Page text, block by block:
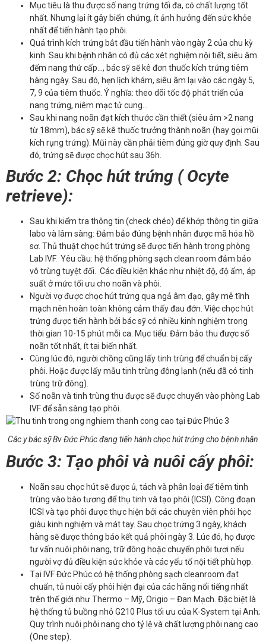
Mục tiêu là thu được số nang trứng tối đa, có chất lượng tốt
nhất. Nhưng lại ít gây biến chứng, ít ảnh hưởng đến sức khỏe
nhất để tiến hành tạo phôi.
Quá trình kích trứng bắt đầu tiến hành vào ngày 2 của chu kỳ
kinh. Sau khi bệnh nhân có đủ các xét nghiệm nội tiết, siêu âm
đếm nang thứ cấp…, bác sỹ sẽ kê đơn thuốc kích trứng tiêm
hàng ngày. Sau đó, hẹn lịch khám, siêu âm lại vào các ngày 5,
7, 9 của tiêm thuốc. Ý nghĩa: theo dõi tốc độ phát triển của
nang trứng, niêm mạc tử cung…
Sau khi nang noãn đạt kích thước cần thiết (siêu âm >2 nang
từ 18mm), bác sỹ sẽ kê thuốc trưởng thành noãn (hay gọi mũi
kích rụng trứng). Mũi này cần phải tiêm đúng giờ quy định. Sau
đó, trứng sẽ được chọc hút sau 36h.
Bước 2: Chọc hút trứng ( Ocyte
retrieve):
Sau khi kiểm tra thông tin (check chéo) để khớp thông tin giữa
labo và lâm sàng: Đảm bảo đúng bệnh nhân được mã hóa hồ
sơ. Thủ thuật chọc hút trứng sẽ được tiến hành trong phòng
Lab IVF. Yêu cầu: hệ thống phòng sạch clean room đảm bảo
vô trùng tuyệt đối. Các điều kiện khác như nhiệt độ, độ ẩm, áp
suất ở mức tối ưu cho noãn và phôi.
Người vợ được chọc hút trứng qua ngả âm đạo, gây mê tĩnh
mạch nên hoàn toàn không cảm thấy đau đớn. Việc chọc hút
trứng được tiến hành bởi bác sỹ có nhiều kinh nghiệm trong
thời gian 10-15 phút mỗi ca. Mục tiểu: Đảm bảo thu được số
noãn tốt nhất, ít tai biến nhất.
Cùng lúc đó, người chồng cũng lấy tinh trùng để chuẩn bị cấy
phôi. Hoặc được lấy mẫu tinh trùng đông lạnh (nếu đã có tinh
trùng trữ đông).
Số noãn và tinh trùng thu được sẽ được chuyển vào phòng Lab
IVF để sẵn sàng tạo phôi.
Các y bác sỹ BvĐức Phúcđang tiến hành chọc hút trứng cho bệnh nhân
Bước 3: Tạo phôi và nuôi cấy phôi:
Noãn sau chọc hút sẽ được ủ, tách và phân loại để tiêm tinh
trùng vào bào tương để thụ tinh và tạo phôi (ICSI). Công đoạn
ICSI và tạo phôi được thực hiện bởi các chuyên viên phôi học
giàu kinh nghiệm và mát tay. Sau chọc trứng 3 ngày, khách
hàng sẽ được thông báo kết quả phôi ngày 3. Lúc đó, họ được
tư vấn nuôi phôi nang, trữ đông hoặc chuyển phôi tươi nếu
người vợ đủ điều kiện sức khỏe và các yếu tố nội tiết phù hợp.
Tại IVF Đức Phúc có hệ thống phòng sạch cleanroom đạt
chuẩn, tủ nuôi cấy phôi hiện đại của các hãng nổi tiếng nhất
trên thế giới như Thermo – Mỹ, Origio – Đan Mạch. Đặc biệt là
hệ thống tủ buồng nhỏ G210 Plus tối ưu của K-System tại Anh;
Quy trình nuôi phôi nang cho tỷ lệ và chất lượng phôi nang cao
(One step).